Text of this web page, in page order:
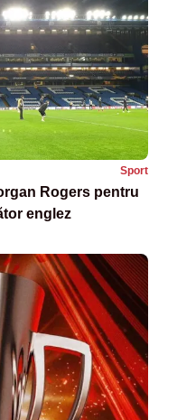
Sport
Rogers pentru
englez